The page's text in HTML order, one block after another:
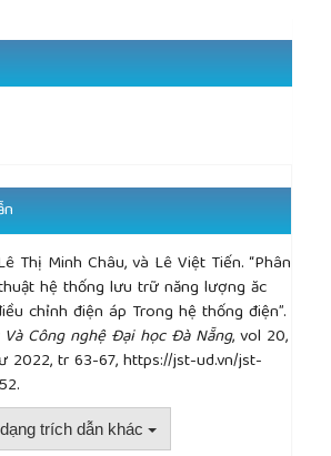
S. Bacha, F. Barruel, and S. Ploix,
flow management for grid
systems with batteries”,
on Sustainable Energy
for grid-connected photovoltaic
Transactions on Sustainable Energy
L. Bai, and H. Liang,
of the optimal installation site and
energy storage system in
integrated with distributed
IET Generation, Transmission &
, 2016, vol. 10, no. 3, pp. 601-607.
Electricity Authority. Data of the
Electricity
Thị Minh Châu, và Lê Việt Tiến. “Phân
hệ thống lưu trữ năng lượng ăc
chỉnh điện áp Trong hệ thống điện”.
Và Công nghệ Đại học Đà Nẵng, vol 20,
2022, tr 63-67, https://jst-ud.vn/jst-
trích dẫn khác